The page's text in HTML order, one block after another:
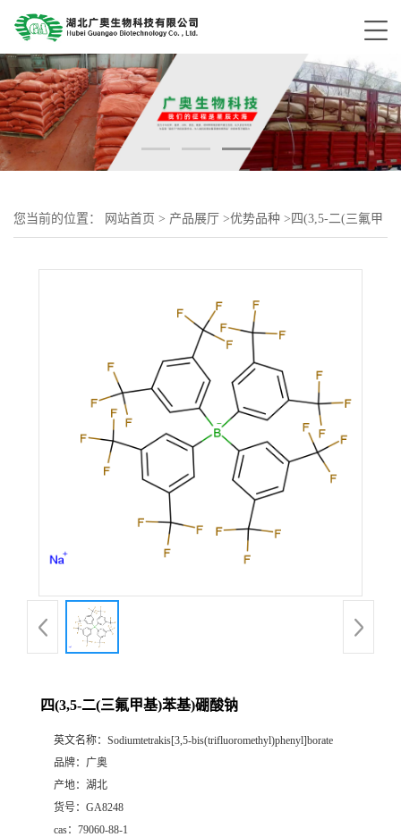
您当前的位置： 网站首页 > 产品展厅 >优势品种 > 四(3,5-二(三氟甲
四(3,5-二(三氟甲基)苯基)硼酸钠
英文名称： Sodiumtetrakis[3,5-bis(trifluoromethyl)phenyl]borate
品牌： 广奥
产地： 湖北
货号： GA8248
cas： 79060-88-1